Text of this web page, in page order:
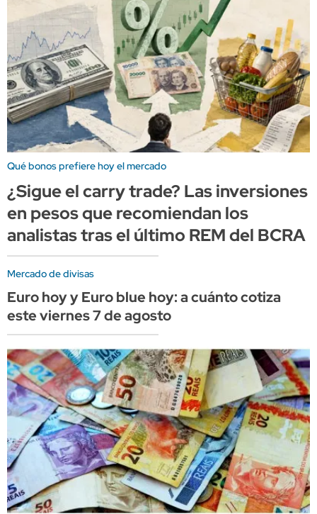
Qué bonos prefiere hoy el mercado
¿Sigue el carry trade? Las inversiones
en pesos que recomiendan los
analistas tras el último REM del BCRA
Mercado de divisas
Euro hoy y Euro blue hoy: a cuánto cotiza
este viernes 7 de agosto